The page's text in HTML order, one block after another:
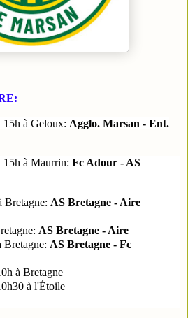
:
15h à Geloux: Agglo. Marsan - Ent.
15h à Maurrin: Fc Adour - AS
Bretagne: AS Bretagne - Aire
AS Bretagne - Aire
Bretagne: AS Bretagne - Fc
à Bretagne
à l'Étoile